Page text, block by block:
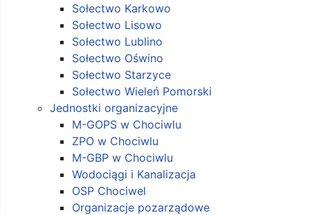
Sołectwo Karkowo
Sołectwo Lisowo
Sołectwo Lublino
Sołectwo Oświno
Sołectwo Starzyce
Sołectwo Wieleń Pomorski
Jednostki organizacyjne
M-GOPS w Chociwlu
ZPO w Chociwlu
M-GBP w Chociwlu
Wodociągi i Kanalizacja
OSP Chociwel
Organizacje pozarządowe